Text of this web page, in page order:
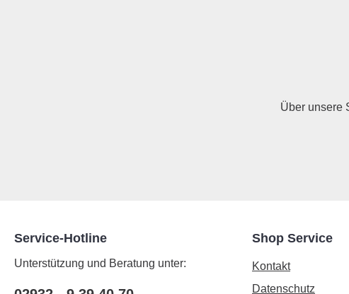
Über unsere
Service-Hotline
Unterstützung und Beratung unter:
Shop Service
Kontakt
Datenschutz